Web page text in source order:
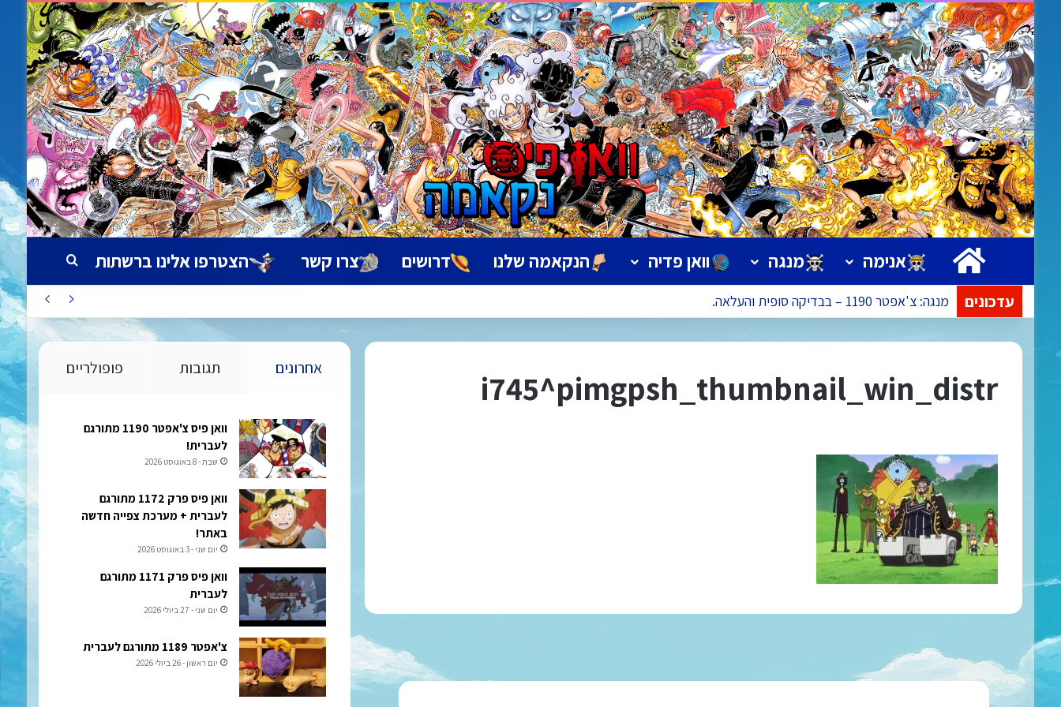
ראשי אנימה מנגה וואן פדיה הנקאמה שלנו דרושים צרו קשר הצטרפו אלינו ברשתות חיפוש עבור
עדכונים מנגה: צ'אפטר 1190 – בבדיקה סופית והעלאה.
i745^pimgpsh_thumbnail_win_distr אחרונים תגובות פופולריים
וואן פיס צ'אפטר 1190 מתורגם
לעברית!
שבת - 8 באוגוסט 2026
וואן פיס פרק 1172 מתורגם
לעברית + מערכת צפייה חדשה
באתר!
יום שני - 3 באוגוסט 2026
וואן פיס פרק 1171 מתורגם
לעברית
יום שני - 27 ביולי 2026
צ'אפטר 1189 מתורגם לעברית
יום ראשון - 26 ביולי 2026